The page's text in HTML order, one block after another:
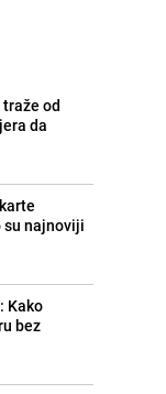
muke
kući? Bez
da ih se
Dine
i
od
da
su najnoviji
Kako
bez